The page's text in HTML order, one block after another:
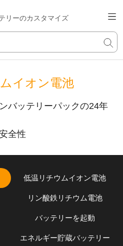
リーのカスタマイズ
イオン電池
バッテリーパックの24年
全性
低温リチウムイオン電池
リン酸鉄リチウム電池
バッテリーを起動
エネルギー貯蔵バッテリー